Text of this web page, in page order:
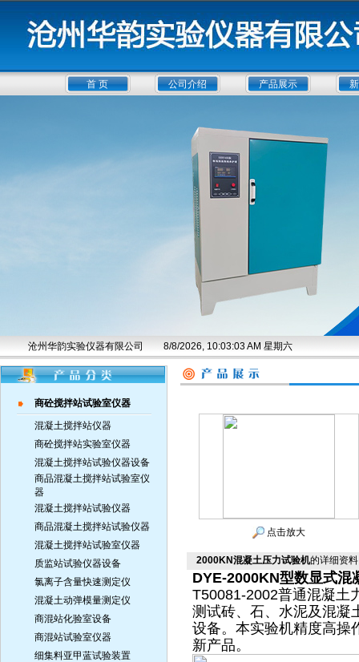
首 页 公司介绍 产品展示
沧州华韵实验仪器有限公司 8/8/2026, 10:03:04 AM 星期六
商砼搅拌站试验室仪器
混凝土搅拌站仪器
商砼搅拌站实验室仪器
混凝土搅拌站试验仪器设备
商品混凝土搅拌站试验室仪
器
混凝土搅拌站试验仪器
商品混凝土搅拌站试验仪器
混凝土搅拌站试验室仪器
质监站试验仪器设备
氯离子含量快速测定仪
混凝土动弹模量测定仪
商混站化验室设备
商混站试验室仪器
细集料亚甲蓝试验装置
点击放大
2000KN混凝土压力试验机的详细资
DYE-2000KN型数显式混
T50081-2002普通混凝土
测试砖、石、水泥及混凝
设备。本实验机精度高操
新产品。